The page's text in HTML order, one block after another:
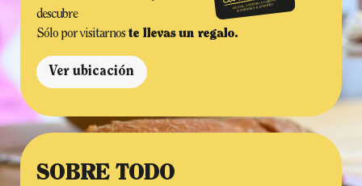
descubre
Sólo por visitarnoste llevas un regalo.
Ver ubicación
SOBRE TODO